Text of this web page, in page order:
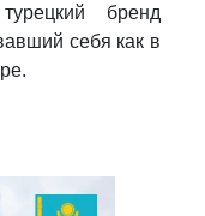
бренд
себя как в